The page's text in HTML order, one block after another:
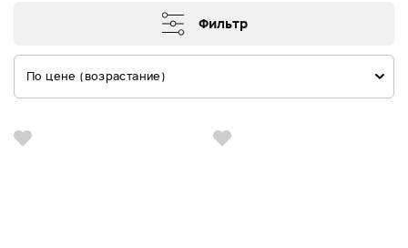
Фильтр
По цене (возрастание)